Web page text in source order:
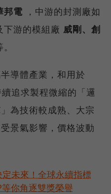
邦電 ，中游的封測廠如
下游的模組廠 威剛、創
導體產業，和用於
追求製程微縮的「邏
為技術較成熟、大宗
景氣影響，價格波動
未來！全球永續指標
你角逐雙獎榮譽